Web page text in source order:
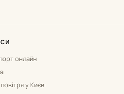
онлайн
у Києві